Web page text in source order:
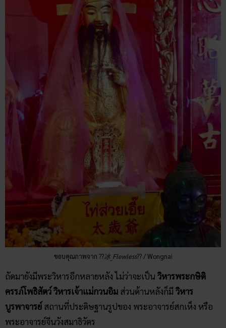
ขอบคุณภาพจาก ??️冰_Flewless?️‍? / Wongnai
ถัดมายังมีพระวิหารอีกหลายหลัง ไม่ว่าจะเป็น วิหารพระกษิติ
ครรภ์โพธิสัตว์ วิหารเจ้าแม่กวนอิม ส่วนด้านหลังก็มี วิหาร
บูรพาจารย์ สถานที่ประดิษฐานรูปของ พระอาจารย์สกเห็ง หรือ
พระอาจารย์จีนวังสมาธิวัตร